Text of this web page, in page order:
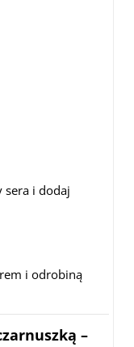
sera i dodaj
i odrobiną
–